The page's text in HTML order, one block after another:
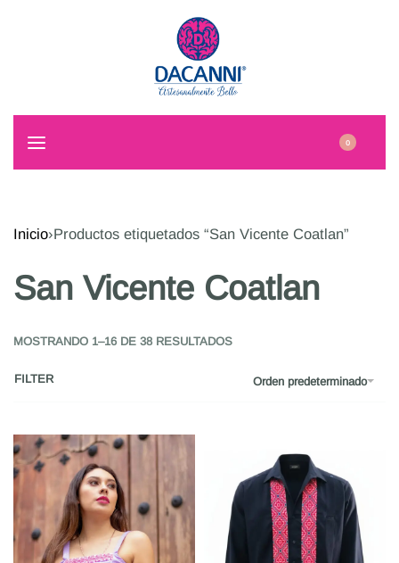
0
Inicio›Productos etiquetados “San Vicente Coatlan”
San Vicente Coatlan
MOSTRANDO 1–16 DE 38 RESULTADOS
Orden predeterminado
FILTER